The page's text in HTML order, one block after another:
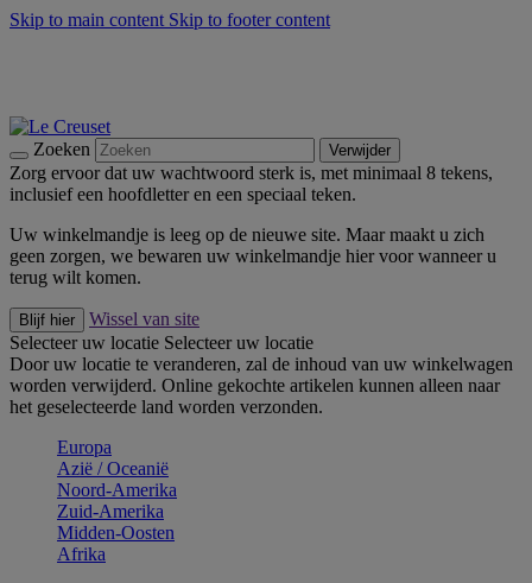
Skip to main content Skip to footer content
Zoeken Verwijder
Zorg ervoor dat uw wachtwoord sterk is, met minimaal 8 tekens,
inclusief een hoofdletter en een speciaal teken.
Uw winkelmandje is leeg op de nieuwe site. Maar maakt u zich
geen zorgen, we bewaren uw winkelmandje hier voor wanneer u
terug wilt komen.
Blijf hier
Wissel van site
Selecteer uw locatie Selecteer uw locatie
Door uw locatie te veranderen, zal de inhoud van uw winkelwagen
worden verwijderd. Online gekochte artikelen kunnen alleen naar
het geselecteerde land worden verzonden.
Europa
Aziё / Oceaniё
Noord-Amerika
Zuid-Amerika
Midden-Oosten
Afrika